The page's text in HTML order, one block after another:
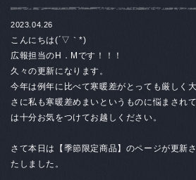
2023.04.26
こんにちは(´▽｀*)
広報担当のH．Mです！！！
久々の更新になります。
今年は例年に比べて寒暖差がとっても厳しく
さに私も寒暖差めまいというものに悩まされ
は十分お気をつけてお越しください。
さて本日は【季節限定商品】のページが更新
たしました。